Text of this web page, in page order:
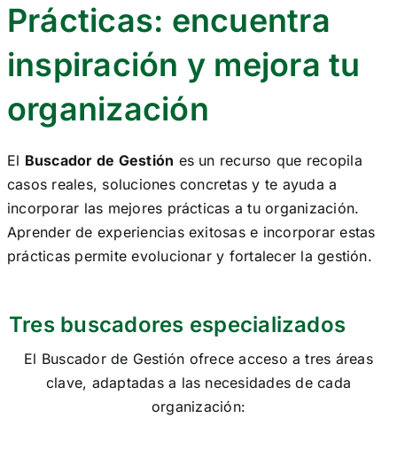
CÓMO EMPEZAR
SERVICIOS
RECONOCIMIENTOS
RECURSOS
COMUNIDAD
Search
for:
ES
Prácticas: encuentra
inspiración y mejora tu
organización
El Buscador de Gestión es un recurso que recopila
casos reales, soluciones concretas y te ayuda a
incorporar las mejores prácticas a tu organización.
Aprender de experiencias exitosas e incorporar estas
prácticas permite evolucionar y fortalecer la gestión.
Tres buscadores especializados
El Buscador de Gestión ofrece acceso a tres áreas
clave, adaptadas a las necesidades de cada
organización: